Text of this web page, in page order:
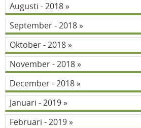
Augusti - 2018
September - 2018
Oktober - 2018
November - 2018
December - 2018
Januari - 2019
Februari - 2019